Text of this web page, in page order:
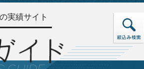
実績サイト